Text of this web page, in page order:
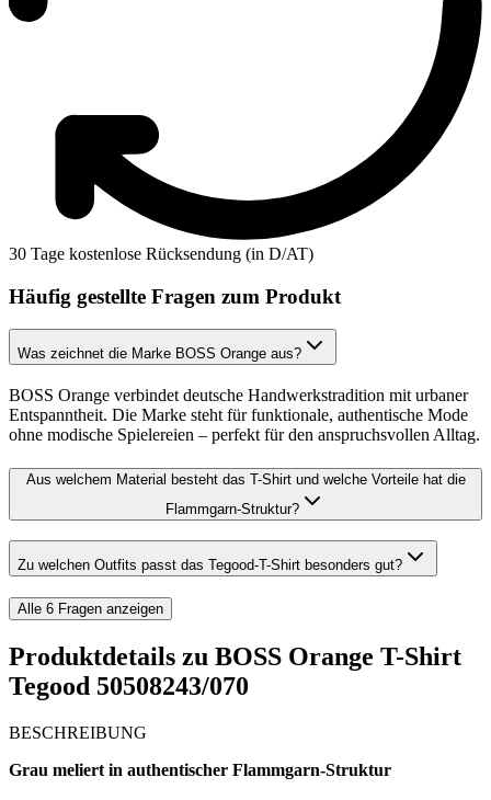
30 Tage kostenlose Rücksendung (in D/AT)
Häufig gestellte Fragen zum Produkt
Was zeichnet die Marke BOSS Orange aus?
BOSS Orange verbindet deutsche Handwerkstradition mit urbaner
Entspanntheit. Die Marke steht für funktionale, authentische Mode
ohne modische Spielereien – perfekt für den anspruchsvollen Alltag.
Aus welchem Material besteht das T-Shirt und welche Vorteile hat die
Flammgarn-Struktur?
Zu welchen Outfits passt das Tegood-T-Shirt besonders gut?
Alle 6 Fragen anzeigen
Produktdetails zu BOSS Orange T-Shirt
Tegood 50508243/070
BESCHREIBUNG
Grau meliert in authentischer Flammgarn-Struktur